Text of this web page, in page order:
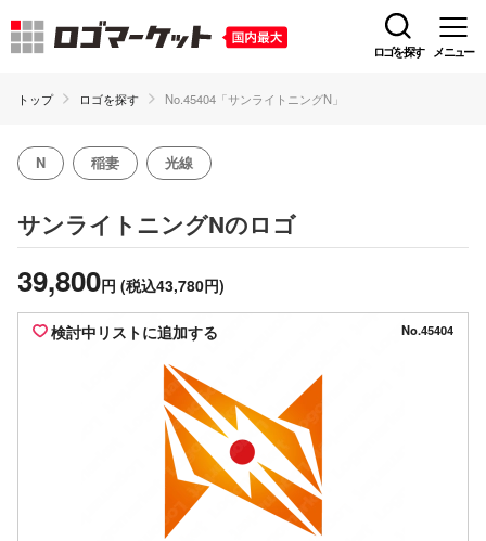
ロゴを探す メニュー
トップ ロゴを探す No.45404「サンライトニングN」
N 稲妻 光線
サンライトニングNのロゴ
39,800円 (税込43,780円)
検討中リストに追加する No.45404